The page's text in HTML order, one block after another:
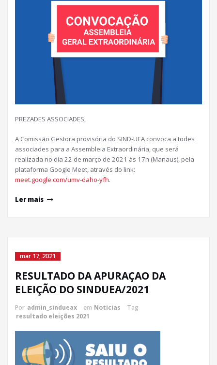
PREZADES ASSOCIADES,
A Comissão Gestora provisória do SIND-UEA convoca a todes
associades para a Assembleia Extraordinária, que será
realizada no dia 22 de março de 2021 às 17h (Manaus), pela
plataforma Google Meet, através do link:
meet.google.com/umv-daho-yfh.
Ler mais
mar 17, 2021
RESULTADO DA APURAÇAO DA
ELEIÇÃO DO SINDUEA/2021
Por admin_sindueax em Noticias
Tag
resultado eleições 2021